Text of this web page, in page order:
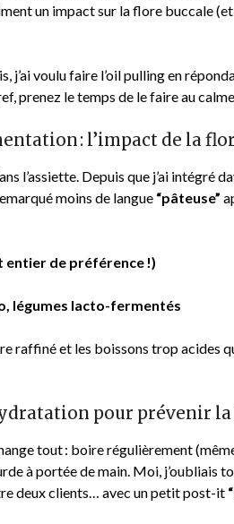
un impact sur la flore buccale
j’ai voulu faire l’oil pulling en
prenez le temps de le faire au calme.
: l’impact de la
l’assiette. Depuis que j’ai intégré
moins de langue “pâteuse”
entier de préférence !)
légumes lacto-fermentés
raffiné et les boissons trop acides
pour prévenir
tout : boire régulièrement
à portée de main. Moi, j’oubliais
deux clients… avec un petit post-it